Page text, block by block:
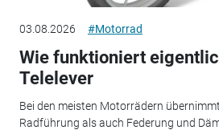
03.08.2026 #Motorrad
Wie funktioniert
Telelever
Bei den meisten Motorrädern
Radführung als auch Federung und